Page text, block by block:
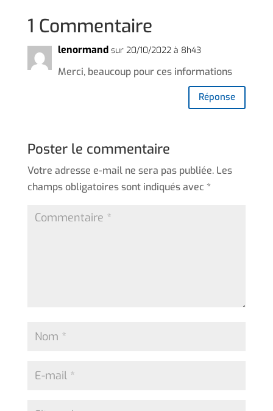
1 Commentaire
lenormand sur 20/10/2022 à 8h43
Merci, beaucoup pour ces informations
Réponse
Poster le commentaire
Votre adresse e-mail ne sera pas publiée. Les
champs obligatoires sont indiqués avec *